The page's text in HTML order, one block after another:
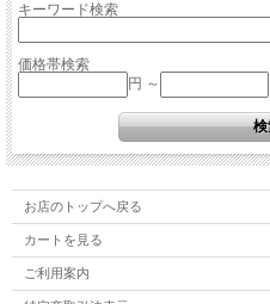
キーワード検索
価格帯検索
円 ～
お店のトップへ戻る
カートを見る
ご利用案内